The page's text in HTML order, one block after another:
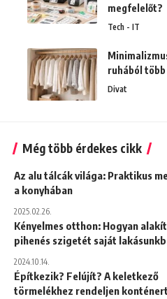
megfelelőt?
Tech - IT
ruhából
Divat
Még több érdekes cikk
Az alu tálcák világa: Praktikus
a konyhában
2025.02.26.
Kényelmes otthon: Hogyan
pihenés szigetét saját
2024.10.14.
Építkezik? Felújít? A keletkező
törmelékhez rendeljen